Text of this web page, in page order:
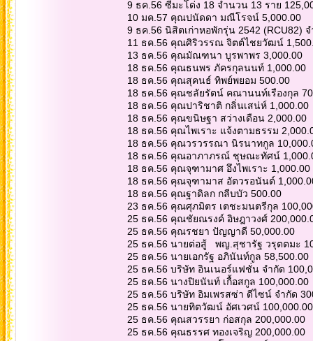
9 ธค.56 ซีมะโด่ง 18 จำนวน 13 ราย
10 มค.57 คุณปนัดดา มณีโรจน์ 5,000.00
9 ธค.56 นิสิตเก่าหอพักรุ่น 2542 (RCU82)
11 ธค.56 คุณศิริวรรณ จิตต์ไชยวัฒน์
13 ธค.56 คุณมัณฑนา บูรพาพร 3,000.00
18 ธค.56 คุณธนพร ภัครกุลนนท์ 1,000.00
18 ธค.56 คุณสุคนธ์ ทิพย์พยอม 500.00
18 ธค.56 คุณชลัยรัตน์ คณานนท์เรืองกุล
18 ธค.56 คุณปาริชาติ กลิ่นเสน่ห์ 1,000.00
18 ธค.56 คุณขนิษฐา สว่างเดือน 2,000.00
18 ธค.56 คุณไพเราะ แจ้งตามธรรม
18 ธค.56 คุณวรวรรณา นิรนาทกูล
18 ธค.56 คุณอาภาภรณ์ ชุษณะทัศน์
18 ธค.56 คุณจุฑามาศ อึงไพเราะ 1,000.00
18 ธค.56 คุณจุฑามาส อัตวรอนันต์
18 ธค.56 คุณฐาดิลก กลีบบัว 500.00
23 ธค.56 คุณศุภมิตร เตชะมนตรีกุล
25 ธค.56 คุณชัยณรงค์ อิษฎาวงศ์
25 ธค.56 คุณรชยา ปัญญาดี 50,000.00
25 ธค.56 นายต่อสู้ พญ.สุชารัฐ วรุตตมะ
25 ธค.56 นายเอกรัฐ อภินันท์กูล 58,500.00
25 ธค.56 บริษัท อินเนอร์แฟชั่น จำกัด
25 ธค.56 นางปิยนันท์ เกื้อสกูล 100,000.00
25 ธค.56 บริษัท อิมเพรสซ่า ดีไซน์ จำกัด
25 ธค.56 นายทิตวัฒน์ อัศเวศน์
25 ธค.56 คุณสวรรยา ก่อสกุล 200,000.00
25 ธค.56 คุณธรรศ ทองเจริญ 200,000.00